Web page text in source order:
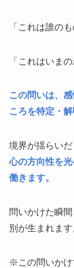
「これは誰のも
「これはいま
この問いは、
ころを特定・
境界が揺らい
心の方向性を
働きます。
問いかけた瞬
別が生まれます
※この問いかけ